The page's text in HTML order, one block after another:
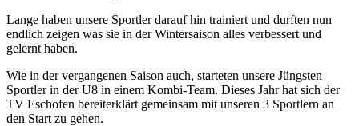
Lange haben unsere Sportler darauf hin trainiert und durften nun
endlich zeigen was sie in der Wintersaison alles verbessert und
gelernt haben.
Wie in der vergangenen Saison auch, starteten unsere Jüngsten
Sportler in der U8 in einem Kombi-Team. Dieses Jahr hat sich der
TV Eschofen bereiterklärt gemeinsam mit unseren 3 Sportlern an
den Start zu gehen.